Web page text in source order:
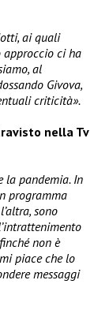
ai quali
approccio ci ha
al
Givova,
criticità».
nella Tv
la pandemia. In
programma
sono
non è
piace che lo
messaggi